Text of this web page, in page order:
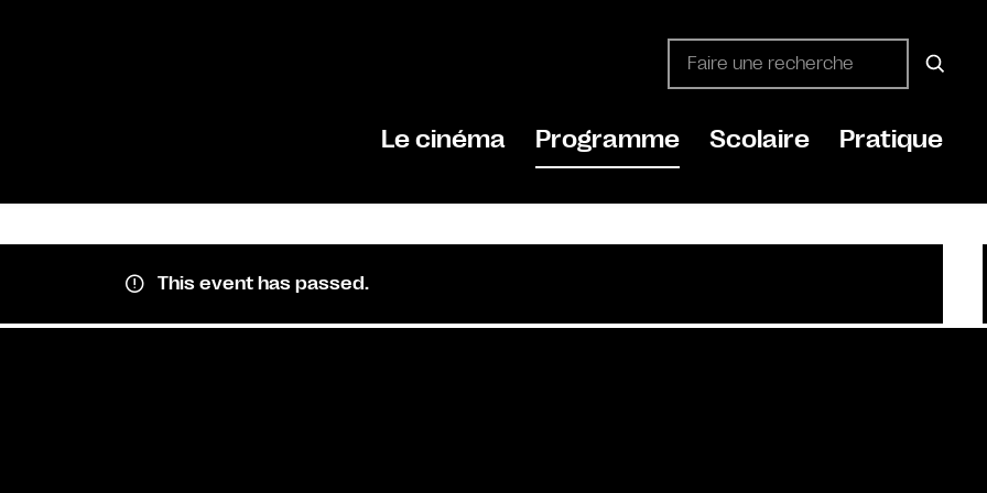
Le cinéma Programme Scolaire Pratique
This event has passed.